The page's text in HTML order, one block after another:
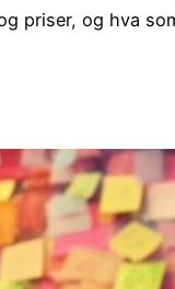
priser, og hva